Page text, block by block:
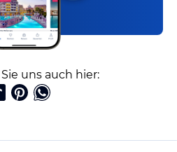
uns auch hier: